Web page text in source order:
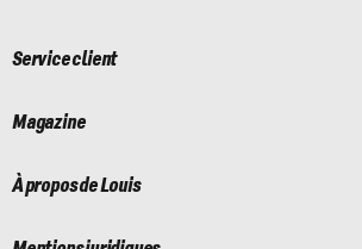
Service client
Magazine
À propos de Louis